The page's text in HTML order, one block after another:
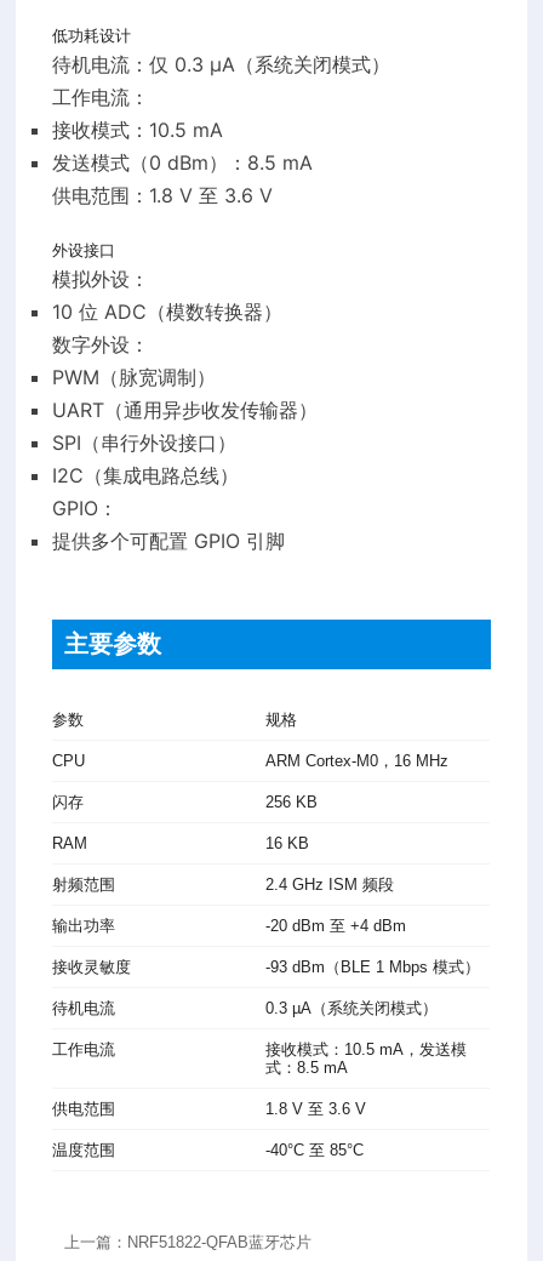
低功耗设计
待机电流：仅 0.3 µA（系统关闭模式）
工作电流：
接收模式：10.5 mA
发送模式（0 dBm）：8.5 mA
供电范围：1.8 V 至 3.6 V
外设接口
模拟外设：
10 位 ADC（模数转换器）
数字外设：
PWM（脉宽调制）
UART（通用异步收发传输器）
SPI（串行外设接口）
I2C（集成电路总线）
GPIO：
提供多个可配置 GPIO 引脚
主要参数
参数 规格
CPU ARM Cortex-M0，16 MHz
闪存 256 KB
RAM 16 KB
射频范围 2.4 GHz ISM 频段
输出功率 -20 dBm 至 +4 dBm
接收灵敏度 -93 dBm（BLE 1 Mbps 模式）
待机电流 0.3 µA（系统关闭模式）
工作电流
接收模式：10.5 mA，发送模
式：8.5 mA
供电范围 1.8 V 至 3.6 V
温度范围 -40°C 至 85°C
上一篇：NRF51822-QFAB蓝牙芯片